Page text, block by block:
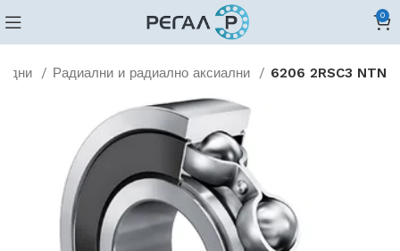
0
Радиални и радиално аксиални 6206 2RSC3 NTN